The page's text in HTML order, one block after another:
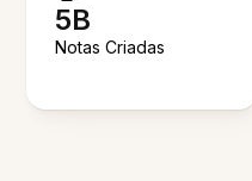
5B
Notas Criadas